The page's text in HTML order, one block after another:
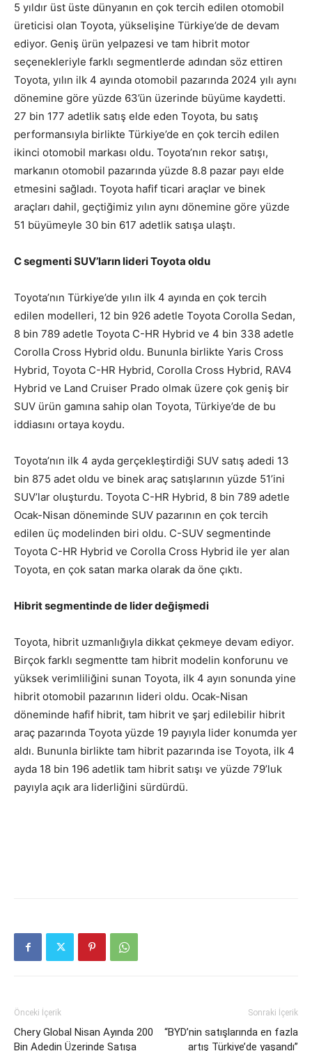
5 yıldır üst üste dünyanın en çok tercih edilen otomobil
üreticisi olan Toyota, yükselişine Türkiye’de de devam
ediyor. Geniş ürün yelpazesi ve tam hibrit motor
seçenekleriyle farklı segmentlerde adından söz ettiren
Toyota, yılın ilk 4 ayında otomobil pazarında 2024 yılı aynı
dönemine göre yüzde 63’ün üzerinde büyüme kaydetti.
27 bin 177 adetlik satış elde eden Toyota, bu satış
performansıyla birlikte Türkiye’de en çok tercih edilen
ikinci otomobil markası oldu. Toyota’nın rekor satışı,
markanın otomobil pazarında yüzde 8.8 pazar payı elde
etmesini sağladı. Toyota hafif ticari araçlar ve binek
araçları dahil, geçtiğimiz yılın aynı dönemine göre yüzde
51 büyümeyle 30 bin 617 adetlik satışa ulaştı.
C segmenti SUV’ların lideri Toyota oldu
Toyota’nın Türkiye’de yılın ilk 4 ayında en çok tercih
edilen modelleri, 12 bin 926 adetle Toyota Corolla Sedan,
8 bin 789 adetle Toyota C-HR Hybrid ve 4 bin 338 adetle
Corolla Cross Hybrid oldu. Bununla birlikte Yaris Cross
Hybrid, Toyota C-HR Hybrid, Corolla Cross Hybrid, RAV4
Hybrid ve Land Cruiser Prado olmak üzere çok geniş bir
SUV ürün gamına sahip olan Toyota, Türkiye’de de bu
iddiasını ortaya koydu.
Toyota’nın ilk 4 ayda gerçekleştirdiği SUV satış adedi 13
bin 875 adet oldu ve binek araç satışlarının yüzde 51’ini
SUV’lar oluşturdu. Toyota C-HR Hybrid, 8 bin 789 adetle
Ocak-Nisan döneminde SUV pazarının en çok tercih
edilen üç modelinden biri oldu. C-SUV segmentinde
Toyota C-HR Hybrid ve Corolla Cross Hybrid ile yer alan
Toyota, en çok satan marka olarak da öne çıktı.
Hibrit segmentinde de lider değişmedi
Toyota, hibrit uzmanlığıyla dikkat çekmeye devam ediyor.
Birçok farklı segmentte tam hibrit modelin konforunu ve
yüksek verimliliğini sunan Toyota, ilk 4 ayın sonunda yine
hibrit otomobil pazarının lideri oldu. Ocak-Nisan
döneminde hafif hibrit, tam hibrit ve şarj edilebilir hibrit
araç pazarında Toyota yüzde 19 payıyla lider konumda yer
aldı. Bununla birlikte tam hibrit pazarında ise Toyota, ilk 4
ayda 18 bin 196 adetlik tam hibrit satışı ve yüzde 79’luk
payıyla açık ara liderliğini sürdürdü.
Önceki İçerik
Chery Global Nisan Ayında 200
Bin Adedin Üzerinde Satışa
Sonraki İçerik
“BYD’nin satışlarında en fazla
artış Türkiye’de yaşandı”